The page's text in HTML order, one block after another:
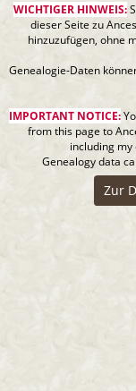
WICHTIGER HINWEIS:
dieser Seite zu
hinzuzufügen, ohne
Genealogie-Daten
IMPORTANT NOTICE:
from this page to
including my
Genealogy data
Zur